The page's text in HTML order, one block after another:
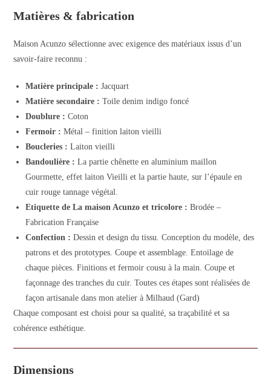
Matières & fabrication
Maison Acunzo sélectionne avec exigence des matériaux issus d’un
savoir-faire reconnu :
Matière principale :Jacquart
Matière secondaire :Toile denim indigo foncé
Doublure : Coton
Fermoir : Métal – finition laiton vieilli
Boucleries : Laiton vieilli
Bandoulière :La partie chênette en aluminium maillon
Gourmette, effet laiton Vieilli et la partie haute, sur l’épaule en
cuir rouge tannage végétal.
Etiquette de La maison Acunzo et tricolore : Brodée –
Fabrication Française
Confection : Dessin et design du tissu. Conception du modèle, des
patrons et des prototypes. Coupe et assemblage. Entoilage de
chaque pièces. Finitions et fermoir cousu à la main. Coupe et
façonnage des tranches du cuir. Toutes ces étapes sont réalisées de
façon artisanale dans mon atelier à Milhaud (Gard)
Chaque composant est choisi pour sa qualité, sa traçabilité et sa
cohérence esthétique.
Dimensions